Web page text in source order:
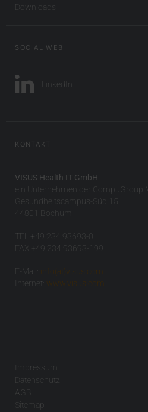
Downloads
SOCIAL WEB
LinkedIn
KONTAKT
VISUS Health IT GmbH
ein Unternehmen der CompuGroup
Gesundheitscampus-Süd 15
44801 Bochum
TEL +49 234 93693-0
FAX +49 234 93693-199
E-Mail:
info(at)visus.com
Internet:
www.visus.com
Impressum
Datenschutz
AGB
Sitemap